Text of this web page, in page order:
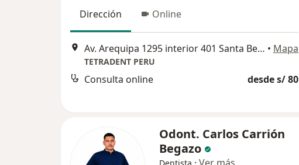
Dirección Online
Av. Arequipa 1295 interior 401 Santa Beatriz, Cercado de Lima • Mapa
TETRADENT PERU
Consulta online desde s/ 80
Odont. Carlos Carrión
Begazo